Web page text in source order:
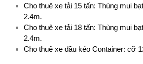
Cho thuê xe tải 15 tấn: Thùng mui
2.4m.
Cho thuê xe tải 18 tấn: Thùng mui
2.4m.
Cho thuê xe đầu kéo Container: cỡ